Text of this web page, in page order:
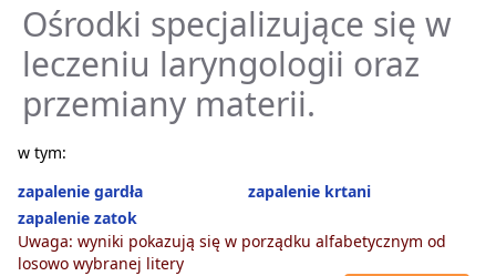
Ośrodki specjalizujące się w
leczeniu laryngologii oraz
przemiany materii.
w tym:
zapalenie gardła
zapalenie krtani
zapalenie zatok
Uwaga: wyniki pokazują się w porządku alfabetycznym od
losowo wybranej litery